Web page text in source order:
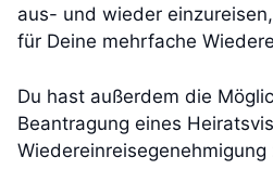
aus- und wieder
für Deine mehrfache
Du hast außerdem die
Beantragung eines